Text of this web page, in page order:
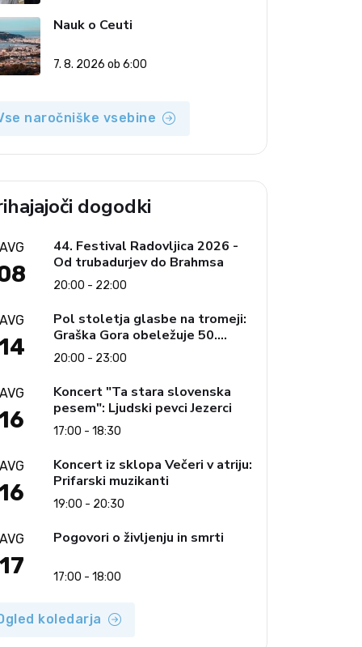
Nauk o Ceuti
7. 8. 2026 ob 6:00
naročniške vsebine
dogodki
44. Festival Radovljica 2026 -
Od trubadurjev do Brahmsa
20:00 - 22:00
Pol stoletja glasbe na tromeji:
Graška Gora obeležuje 50.
jubilejni festival narodno-
zabavne glasbe
20:00 - 23:00
Koncert "Ta stara slovenska
pesem": Ljudski pevci Jezerci
17:00 - 18:30
Koncert iz sklopa Večeri v atriju:
Prifarski muzikanti
19:00 - 20:30
Pogovori o življenju in smrti
17:00 - 18:00
koledarja